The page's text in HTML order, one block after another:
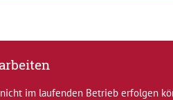
im laufenden Betrieb erfolgen